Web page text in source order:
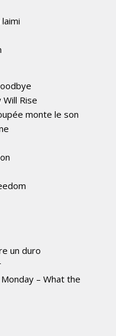
Rise
monte le son
un duro
– What the